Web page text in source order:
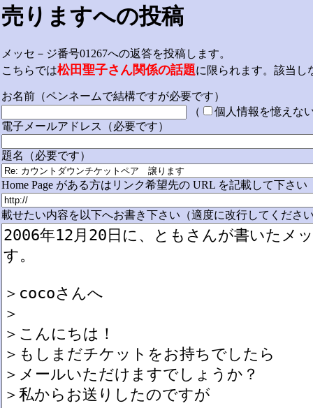
売りますへの投稿
メッセ－ジ番号01267への返答を投稿します。
こちらでは松田聖子さん関係の話題に限られます。該当し
お名前（ペンネームで結構ですが必要です）
（
個人情報を憶えな
電子メールアドレス（必要です）
題名（必要です）
Home Page がある方はリンク希望先の URL を記載して下さい
載せたい内容を以下へお書き下さい（適度に改行してくださ